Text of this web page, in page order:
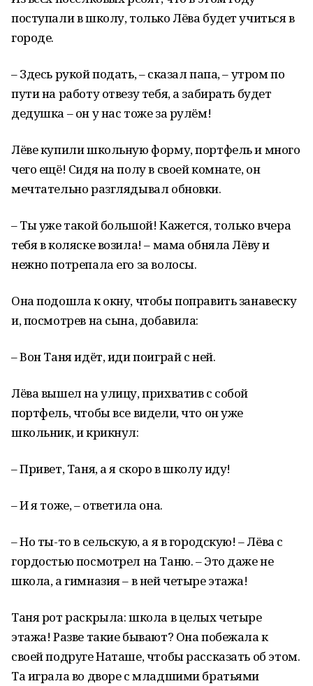
поступали в школу, только Лёва будет учиться в
городе.
– Здесь рукой подать, – сказал папа, – утром по
пути на работу отвезу тебя, а забирать будет
дедушка – он у нас тоже за рулём!
Лёве купили школьную форму, портфель и много
чего ещё! Сидя на полу в своей комнате, он
мечтательно разглядывал обновки.
– Ты уже такой большой! Кажется, только вчера
тебя в коляске возила! – мама обняла Лёву и
нежно потрепала его за волосы.
Она подошла к окну, чтобы поправить занавеску
и, посмотрев на сына, добавила:
– Вон Таня идёт, иди поиграй с ней.
Лёва вышел на улицу, прихватив с собой
портфель, чтобы все видели, что он уже
школьник, и крикнул:
– Привет, Таня, а я скоро в школу иду!
– И я тоже, – ответила она.
– Но ты-то в сельскую, а я в городскую! – Лёва с
гордостью посмотрел на Таню. – Это даже не
школа, а гимназия – в ней четыре этажа!
Таня рот раскрыла: школа в целых четыре
этажа! Разве такие бывают? Она побежала к
своей подруге Наташе, чтобы рассказать об этом.
Та играла во дворе с младшими братьями